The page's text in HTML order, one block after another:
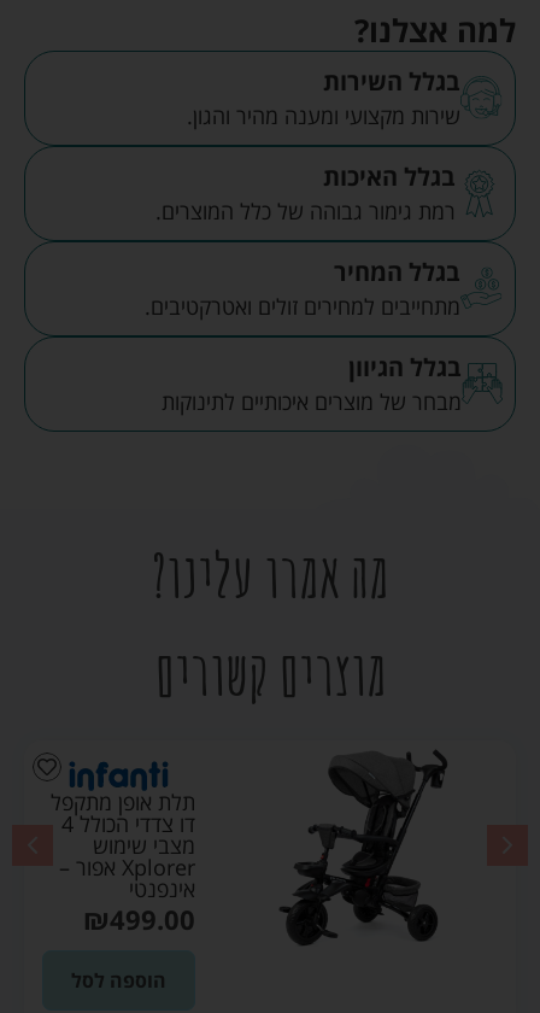
למה אצלנו?
בגלל השירות
שירות מקצועי ומענה מהיר והגון.
בגלל האיכות
רמת גימור גבוהה של כלל המוצרים.
בגלל המחיר
מתחייבים למחירים זולים ואטרקטיבים.
בגלל הגיוון
מבחר של מוצרים איכותיים לתינוקות
מה אמרו עלינו?
מוצרים קשורים
תלת אופן מתקפל
דו צדדי הכולל 4
מצבי שימוש
Xplorer אפור –
אינפנטי
₪499.00
הוספה לסל